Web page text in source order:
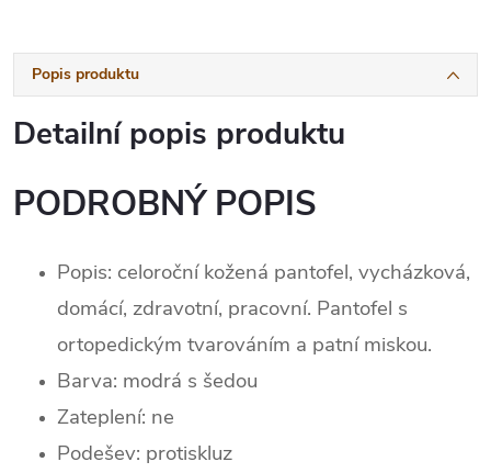
Popis produktu
Detailní popis produktu
PODROBNÝ POPIS
Popis: celoroční kožená pantofel, vycházková,
domácí, zdravotní, pracovní. Pantofel s
ortopedickým tvarováním a patní miskou.
Barva: modrá s šedou
Zateplení: ne
Podešev: protiskluz